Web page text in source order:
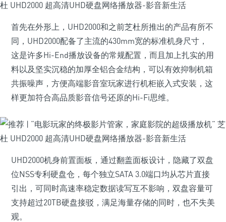
首先在外形上，UHD2000和之前芝杜所推出的产品有所不
同，UHD2000配备了主流的430mm宽的标准机身尺寸，
这是许多Hi-End播放设备的常规配置，而且加上扎实的用
料以及坚实沉稳的加厚全铝合金结构，可以有效抑制机箱
共振噪声，方便高端影音室玩家进行机柜嵌入式安装，这
样更加符合高品质影音信号还原的Hi-Fi思维。
UHD2000机身前置面板，通过翻盖面板设计，隐藏了双盘
位NSS专利硬盘仓，每个独立SATA 3.0端口均从芯片直接
引出，可同时高速率稳定数据读写互不影响，双盘容量可
支持超过20TB硬盘接驳，满足海量存储的同时，也不失美
观。